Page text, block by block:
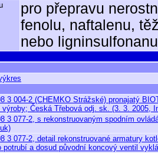
pro přepravu
fenolu, naftalenu,
nebo ligninsulfonanu
3 004-2 (CHEMKO Strážské) pronajatý
výroby; Česká Třebová odj. sk. (3. 3. 2005,
3 077-2, s rekonstruovaným spodním
3 077-2, detail rekonstruované armatury
potrubí a dosud původní koncový ventil